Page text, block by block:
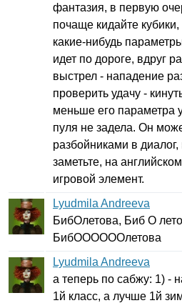
фантазия, в первую
почаще кидайте
какие-нибудь
идет по дороге, вдруг
выстрел - нападение
проверить удачу -
меньше его параметра
пуля не задела. Он
разбойниками в
заметьте, на
игровой элемент.
Lyudmila Andreeva
БибОлетова, Биб О
БибООООООлетова
Lyudmila Andreeva
а теперь по сабжу: 1) -
1й класс, а лучше 1й